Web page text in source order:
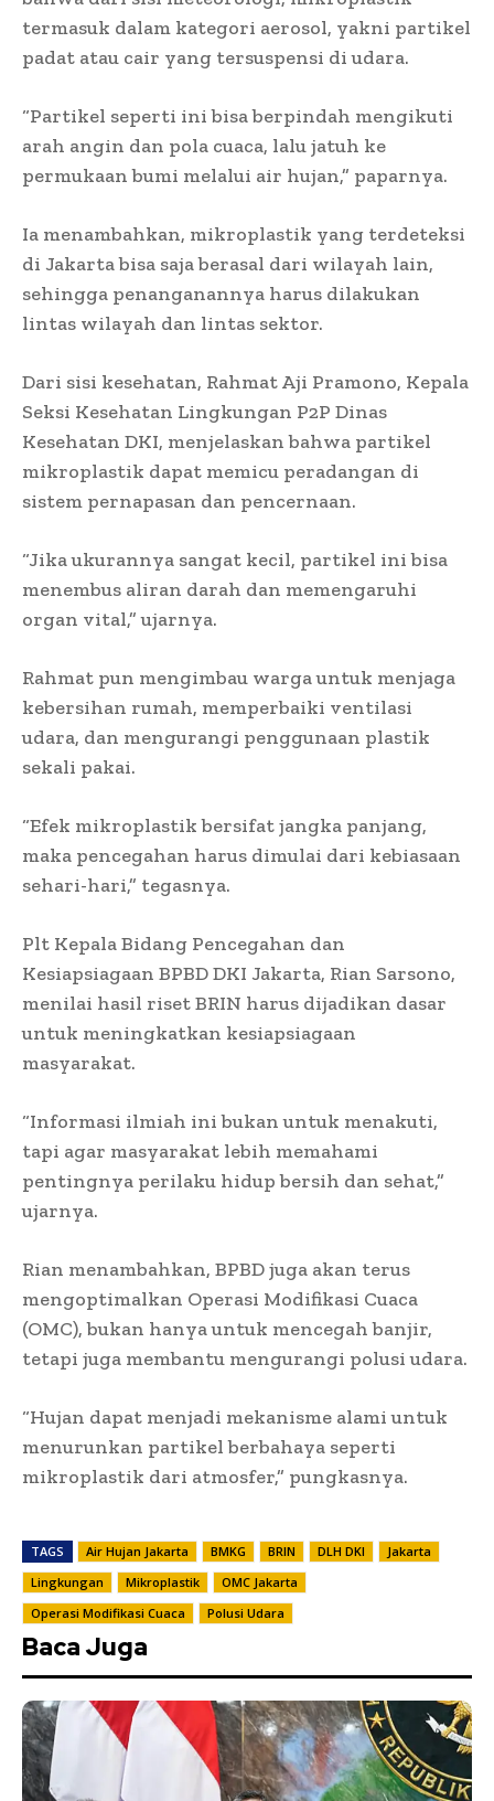
termasuk dalam kategori aerosol, yakni partikel
padat atau cair yang tersuspensi di udara.
“Partikel seperti ini bisa berpindah mengikuti
arah angin dan pola cuaca, lalu jatuh ke
permukaan bumi melalui air hujan,” paparnya.
Ia menambahkan, mikroplastik yang terdeteksi
di Jakarta bisa saja berasal dari wilayah lain,
sehingga penanganannya harus dilakukan
lintas wilayah dan lintas sektor.
Dari sisi kesehatan, Rahmat Aji Pramono, Kepala
Seksi Kesehatan Lingkungan P2P Dinas
Kesehatan DKI, menjelaskan bahwa partikel
mikroplastik dapat memicu peradangan di
sistem pernapasan dan pencernaan.
“Jika ukurannya sangat kecil, partikel ini bisa
menembus aliran darah dan memengaruhi
organ vital,” ujarnya.
Rahmat pun mengimbau warga untuk menjaga
kebersihan rumah, memperbaiki ventilasi
udara, dan mengurangi penggunaan plastik
sekali pakai.
“Efek mikroplastik bersifat jangka panjang,
maka pencegahan harus dimulai dari kebiasaan
sehari-hari,” tegasnya.
Plt Kepala Bidang Pencegahan dan
Kesiapsiagaan BPBD DKI Jakarta, Rian Sarsono,
menilai hasil riset BRIN harus dijadikan dasar
untuk meningkatkan kesiapsiagaan
masyarakat.
“Informasi ilmiah ini bukan untuk menakuti,
tapi agar masyarakat lebih memahami
pentingnya perilaku hidup bersih dan sehat,”
ujarnya.
Rian menambahkan, BPBD juga akan terus
mengoptimalkan Operasi Modifikasi Cuaca
(OMC), bukan hanya untuk mencegah banjir,
tetapi juga membantu mengurangi polusi udara.
“Hujan dapat menjadi mekanisme alami untuk
menurunkan partikel berbahaya seperti
mikroplastik dari atmosfer,” pungkasnya.
TAGS Air Hujan Jakarta BMKG BRIN DLH DKI
Jakarta
Lingkungan
Mikroplastik
OMC Jakarta
Operasi Modifikasi Cuaca
Polusi Udara
Baca Juga